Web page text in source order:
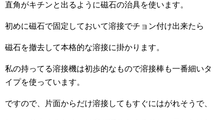
直角がキチンと出るように磁石の治具を使います。
初めに磁石で固定しておいて溶接でチョン付け出来たら
磁石を撤去して本格的な溶接に掛かります。
私の持ってる溶接機は初歩的なもので溶接棒も一番細いタ
イプを使っています。
ですので、片面からだけ溶接してもすぐにはがれそうで、